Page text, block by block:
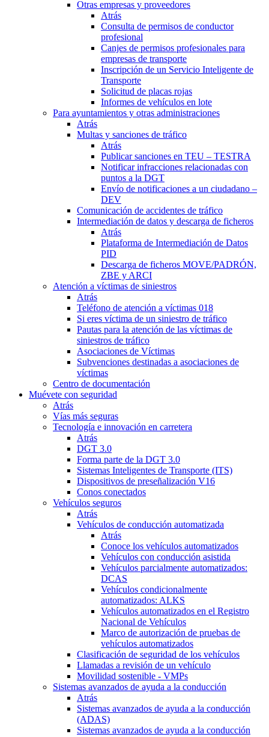
Otras empresas y proveedores
Atrás
Consulta de permisos de conductor
profesional
Canjes de permisos profesionales para
empresas de transporte
Inscripción de un Servicio Inteligente de
Transporte
Solicitud de placas rojas
Informes de vehículos en lote
Para ayuntamientos y otras administraciones
Atrás
Multas y sanciones de tráfico
Atrás
Publicar sanciones en TEU – TESTRA
Notificar infracciones relacionadas con
puntos a la DGT
Envío de notificaciones a un ciudadano –
DEV
Comunicación de accidentes de tráfico
Intermediación de datos y descarga de ficheros
Atrás
Plataforma de Intermediación de Datos
PID
Descarga de ficheros MOVE/PADRÓN,
ZBE y ARCI
Atención a víctimas de siniestros
Atrás
Teléfono de atención a víctimas 018
Si eres víctima de un siniestro de tráfico
Pautas para la atención de las víctimas de
siniestros de tráfico
Asociaciones de Víctimas
Subvenciones destinadas a asociaciones de
víctimas
Centro de documentación
Muévete con seguridad
Atrás
Vías más seguras
Tecnología e innovación en carretera
Atrás
DGT 3.0
Forma parte de la DGT 3.0
Sistemas Inteligentes de Transporte (ITS)
Dispositivos de preseñalización V16
Conos conectados
Vehículos seguros
Atrás
Vehículos de conducción automatizada
Atrás
Conoce los vehículos automatizados
Vehículos con conducción asistida
Vehículos parcialmente automatizados:
DCAS
Vehículos condicionalmente
automatizados: ALKS
Vehículos automatizados en el Registro
Nacional de Vehículos
Marco de autorización de pruebas de
vehículos automatizados
Clasificación de seguridad de los vehículos
Llamadas a revisión de un vehículo
Movilidad sostenible - VMPs
Sistemas avanzados de ayuda a la conducción
Atrás
Sistemas avanzados de ayuda a la conducción
(ADAS)
Sistemas avanzados de ayuda a la conducción